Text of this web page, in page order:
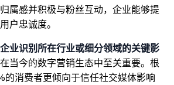
属感并积极与粉丝互动，企业能够提
户忠诚度。
企业识别所在行业或细分领域的关键影
当今的数字营销生态中至关重要。根
的消费者更倾向于信任社交媒体影响